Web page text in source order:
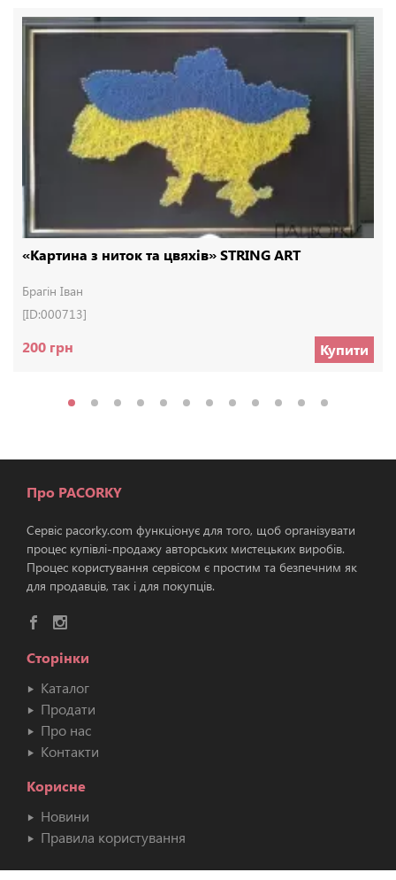
«Картина з ниток та цвяхів» STRING ART
Брагін Іван
[ID:000713]
200 грн Купити
Про PACORKY
Сервіс pacorky.com функціонує для того, щоб організувати
процес купівлі-продажу авторських мистецьких виробів.
Процес користування сервісом є простим та безпечним як
для продавців, так і для покупців.
Сторінки
Каталог
Продати
Про нас
Контакти
Корисне
Новини
Правила користування